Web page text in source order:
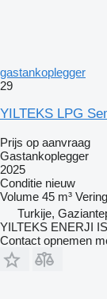
gastankoplegger
29
YILTEKS LPG
Prijs op aanvraag
Gastankoplegger
2025
Conditie nieuw
Volume 45 m³ Vering
Turkije,
YILTEKS ENERJI
Contact opnemen